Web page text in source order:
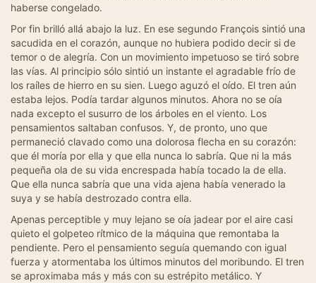
haberse congelado.
Por fin brilló allá abajo la luz. En ese segundo François sintió una
sacudida en el corazón, aunque no hubiera podido decir si de
temor o de alegría. Con un movimiento impetuoso se tiró sobre
las vías. Al principio sólo sintió un instante el agradable frío de
los raíles de hierro en su sien. Luego aguzó el oído. El tren aún
estaba lejos. Podía tardar algunos minutos. Ahora no se oía
nada excepto el susurro de los árboles en el viento. Los
pensamientos saltaban confusos. Y, de pronto, uno que
permaneció clavado como una dolorosa flecha en su corazón:
que él moría por ella y que ella nunca lo sabría. Que ni la más
pequeña ola de su vida encrespada había tocado la de ella.
Que ella nunca sabría que una vida ajena había venerado la
suya y se había destrozado contra ella.
Apenas perceptible y muy lejano se oía jadear por el aire casi
quieto el golpeteo rítmico de la máquina que remontaba la
pendiente. Pero el pensamiento seguía quemando con igual
fuerza y atormentaba los últimos minutos del moribundo. El tren
se aproximaba más y más con su estrépito metálico. Y